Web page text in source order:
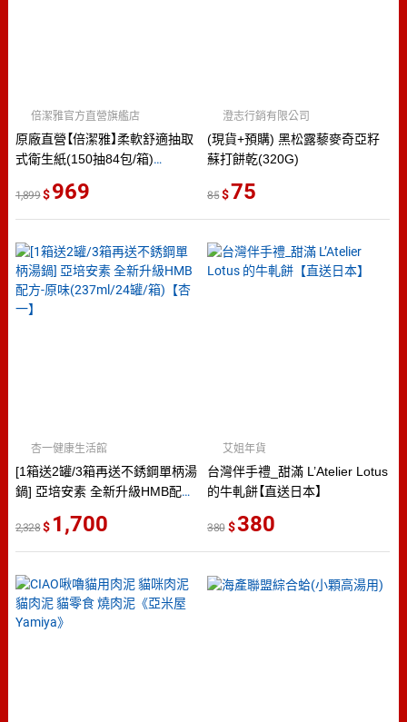
原廠直營【倍潔雅】柔軟舒適抽取
式衛生紙(150抽84包/箱)
倍潔雅官方直營旗艦店
1,899 969
(現貨+預購) 黑松露藜麥奇亞籽
蘇打餅乾(320G)
澄志行銷有限公司
85 75
[1箱送2罐/3箱再送不銹鋼單柄湯
鍋] 亞培安素 全新升級HMB配
杏一健康生活館
2,328 1,700
台灣伴手禮_甜滿 L’Atelier Lotus
的牛軋餅【直送日本】
艾姐年貨
380 380